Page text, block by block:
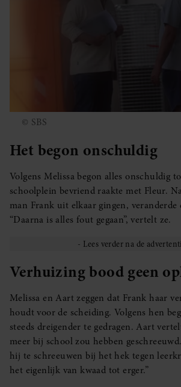
© SBS
Het begon onschuldig
Volgens Melissa begon alles onschuldig
schoolplein bevriend raakte met Fleur.
man Frank uit elkaar gingen, veranderde
“Daarna is alles fout gegaan”, vertelt ze.
Verhuizing bood geen
Melissa en Aart zeggen dat Frank haar
houdt voor de scheiding. Volgens hen
steeds dreigender te gedragen. Aart
meer bij school zou hebben
hij te schreeuwen bij het hek tegen
het eigenlijk van kwaad tot erger.”